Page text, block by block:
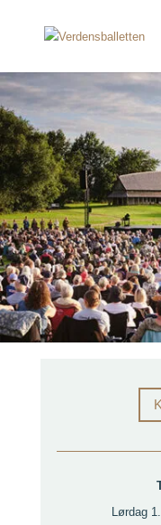
Lørdag